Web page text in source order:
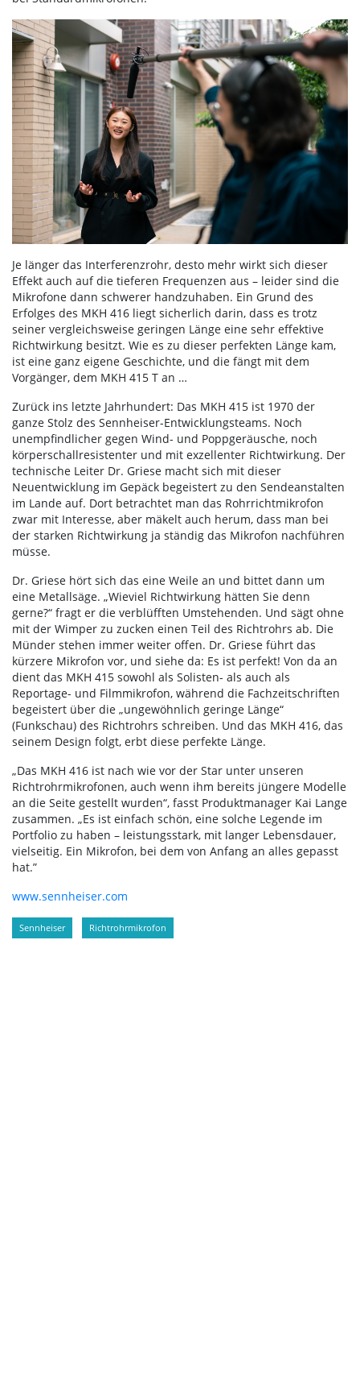
Je länger das Interferenzrohr, desto mehr wirkt sich dieser
Effekt auch auf die tieferen Frequenzen aus – leider sind die
Mikrofone dann schwerer handzuhaben. Ein Grund des
Erfolges des MKH 416 liegt sicherlich darin, dass es trotz
seiner vergleichsweise geringen Länge eine sehr effektive
Richtwirkung besitzt. Wie es zu dieser perfekten Länge kam,
ist eine ganz eigene Geschichte, und die fängt mit dem
Vorgänger, dem MKH 415 T an …
Zurück ins letzte Jahrhundert: Das MKH 415 ist 1970 der
ganze Stolz des Sennheiser-Entwicklungsteams. Noch
unempfindlicher gegen Wind- und Poppgeräusche, noch
körperschallresistenter und mit exzellenter Richtwirkung. Der
technische Leiter Dr. Griese macht sich mit dieser
Neuentwicklung im Gepäck begeistert zu den Sendeanstalten
im Lande auf. Dort betrachtet man das Rohrrichtmikrofon
zwar mit Interesse, aber mäkelt auch herum, dass man bei
der starken Richtwirkung ja ständig das Mikrofon nachführen
müsse.
Dr. Griese hört sich das eine Weile an und bittet dann um
eine Metallsäge. „Wieviel Richtwirkung hätten Sie denn
gerne?“ fragt er die verblüfften Umstehenden. Und sägt ohne
mit der Wimper zu zucken einen Teil des Richtrohrs ab. Die
Münder stehen immer weiter offen. Dr. Griese führt das
kürzere Mikrofon vor, und siehe da: Es ist perfekt! Von da an
dient das MKH 415 sowohl als Solisten- als auch als
Reportage- und Filmmikrofon, während die Fachzeitschriften
begeistert über die „ungewöhnlich geringe Länge“
(Funkschau) des Richtrohrs schreiben. Und das MKH 416, das
seinem Design folgt, erbt diese perfekte Länge.
„Das MKH 416 ist nach wie vor der Star unter unseren
Richtrohrmikrofonen, auch wenn ihm bereits jüngere Modelle
an die Seite gestellt wurden“, fasst Produktmanager Kai Lange
zusammen. „Es ist einfach schön, eine solche Legende im
Portfolio zu haben – leistungsstark, mit langer Lebensdauer,
vielseitig. Ein Mikrofon, bei dem von Anfang an alles gepasst
hat.”
www.sennheiser.com
Sennheiser Richtrohrmikrofon